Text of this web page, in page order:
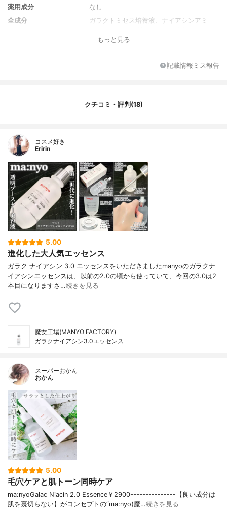
薬用成分
なし
全成分
ガラクトミセス培養液、ナイアシンアミ
－ヘキサンジオール、パンテノール、アル
ン、グルタチオン、ハマメリス水
もっと見る
記載情報ミス報告
クチコミ・評判(18)
コスメ好き
Eririn
5.00
進化した大人気エッセンス
ガラク ナイアシン 3.0 エッセンスをいただきましたmanyoのガラクナ
イアシンエッセンスは、以前の2.0の頃から使っていて、今回の3.0は2
本目になりますさ…続きを見る
魔女工場(MANYO FACTORY)
ガラクナイアシン3.0エッセンス
スーパーおかん
おかん
5.00
毛穴ケアと肌トーン同時ケア
ma:nyoGalac Niacin 2.0 Essence￥2900---------------【良い成分は
肌を裏切らない】がコンセプトの“ma:nyo(魔…続きを見る